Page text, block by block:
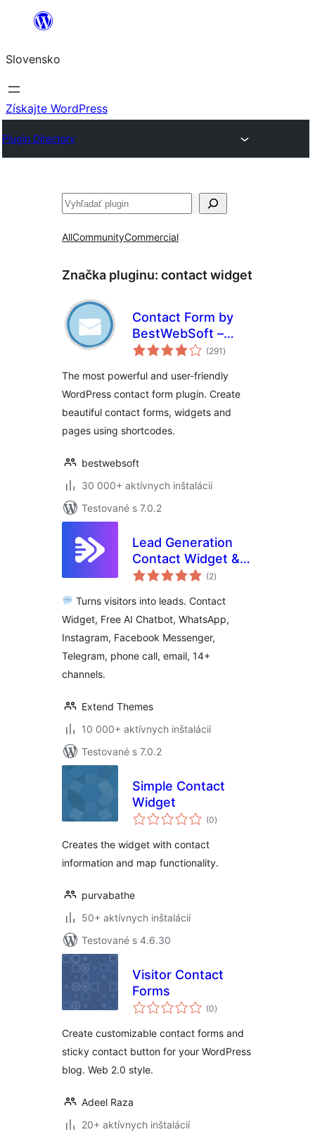
Prejsť
obsah
Slovensko
Získajte WordPress
Plugin Directory
Hľadať
AllCommunityCommercial
Značka pluginu: contact widget
Contact Form by
BestWebSoft –
Advanced WP
Builder for
WordPress
(291 celkové
hodnotenie
)
The most powerful and user-friendly
WordPress contact form plugin. Create
beautiful contact forms, widgets and
pages using shortcodes.
bestwebsoft
30 000+ aktívnych inštalácií
Testované s 7.0.2
Lead Generation
Contact Widget &
AI Chatbot: Chat
Telegram, Email –
SiteLeads
(2celkové
hodnotenie
)
Turns visitors into leads. Contact
Widget, Free AI Chatbot, WhatsApp,
Instagram, Facebook Messenger,
Telegram, phone call, email, 14+
channels.
Extend Themes
10 000+ aktívnych inštalácií
Testované s 7.0.2
Simple Contact
Widget
(0celkové
hodnotenie
)
Creates the widget with contact
information and map functionality.
purvabathe
50+ aktívnych inštalácií
Testované s 4.6.30
Visitor Contact
Forms
(0celkové
hodnotenie
)
Create customizable contact forms and
sticky contact button for your WordPress
blog. Web 2.0 style.
Adeel Raza
20+ aktívnych inštalácií